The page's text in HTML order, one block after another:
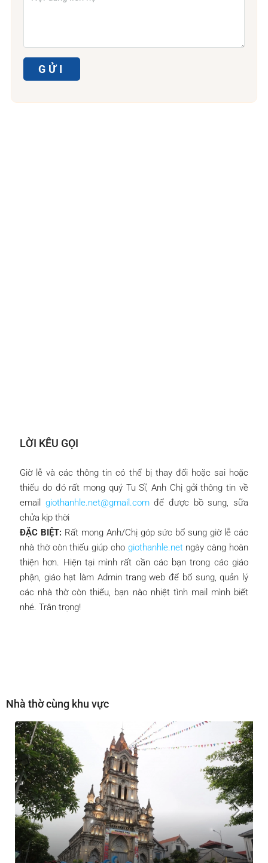
LỜI KÊU GỌI
Giờ lễ và các thông tin có thể bị thay đổi hoặc sai hoặc
thiếu do đó rất mong quý Tu Sĩ, Anh Chị gởi thông tin về
email giothanhle.net@gmail.comđể được bồ sung, sữa
chửa kịp thời
ĐẶC BIỆT: Rất mong Anh/Chị góp sức bổ sung giờ lễ các
nhà thờ còn thiếu giúp cho giothanhle.netngày càng hoàn
thiện hơn. Hiện tại mình rất cần các bạn trong các giáo
phận, giáo hạt làm Admin trang web để bổ sung, quản lý
các nhà thờ còn thiếu, bạn nào nhiệt tình mail mình biết
nhé. Trân trọng!
Nhà thờ cùng khu vực